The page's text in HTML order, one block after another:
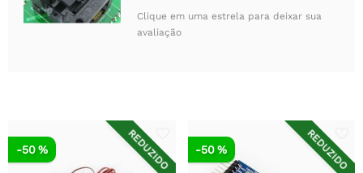
Clique em uma estrela para deixar sua
avaliação
REDUZIDO
-50 % REDUZIDO
-50 %